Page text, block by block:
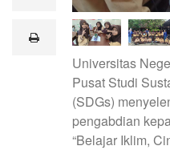
lprint
Universitas
Pusat Studi
(SDGs)
pengabdian
“Belajar Iklim,